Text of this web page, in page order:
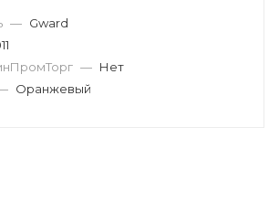
— Gward
— Нет
Оранжевый